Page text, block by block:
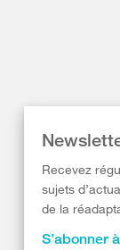
Recevez
sujets
de la
S’abonner